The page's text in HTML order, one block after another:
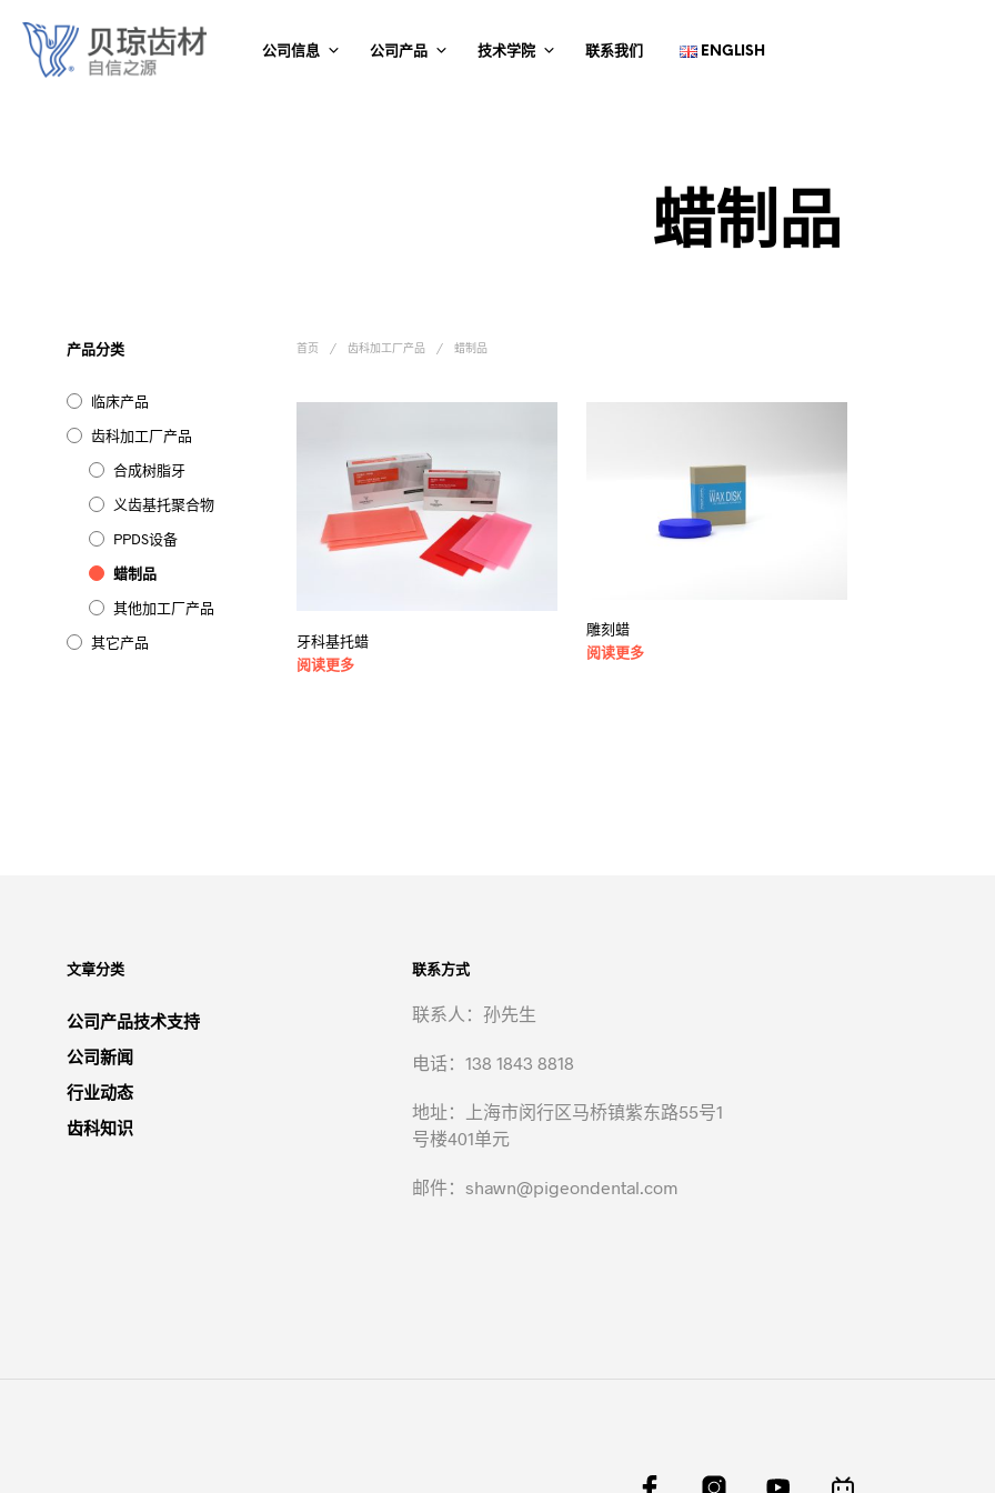
公司信息 公司产品 技术学院 联系我们 ENGLISH
蜡制品
产品分类
临床产品
齿科加工厂产品
合成树脂牙
义齿基托聚合物
PPDS设备
蜡制品
其他加工厂产品
其它产品
首页 / 齿科加工厂产品 / 蜡制品
牙科基托蜡
阅读更多
雕刻蜡
阅读更多
文章分类
公司产品技术支持
公司新闻
行业动态
齿科知识
联系方式
联系人：孙先生
电话：138 1843 8818
地址：上海市闵行区马桥镇紫东路55号1
号楼401单元
邮件：shawn@pigeondental.com